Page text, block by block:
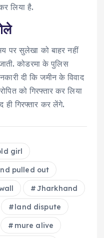
लिया है.
पर सुलेखा को बाहर नहीं
कोडरमा के पुलिस
दी कि जमीन के विवाद
को गिरफ्तार कर लिया
ही गिरफ्तार कर लेंगे.
girl
pulled out
Jharkhand
land dispute
mure alive